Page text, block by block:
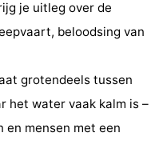
je uitleg over de
beloodsing van
grotendeels tussen
het water vaak kalm is –
en mensen met een